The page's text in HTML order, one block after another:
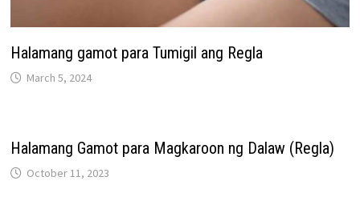
Halamang gamot para Tumigil ang Regla
March 5, 2024
Halamang Gamot para Magkaroon ng Dalaw (Regla)
October 11, 2023